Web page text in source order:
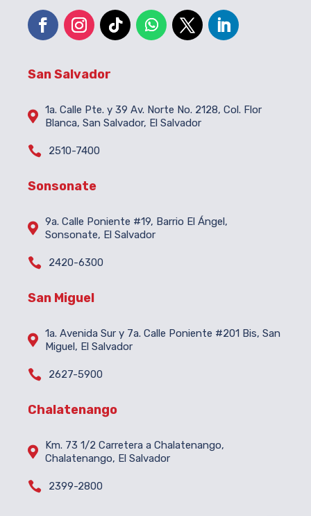
San Salvador
 1a. Calle Pte. y 39 Av. Norte No. 2128, Col. Flor
Blanca, San Salvador, El Salvador
 2510-7400
Sonsonate
 9a. Calle Poniente #19, Barrio El Ángel,
Sonsonate, El Salvador
 2420-6300
San Miguel
 1a. Avenida Sur y 7a. Calle Poniente #201 Bis, San
Miguel, El Salvador
 2627-5900
Chalatenango

Km. 73 1/2 Carretera a Chalatenango,
Chalatenango, El Salvador
 2399-2800